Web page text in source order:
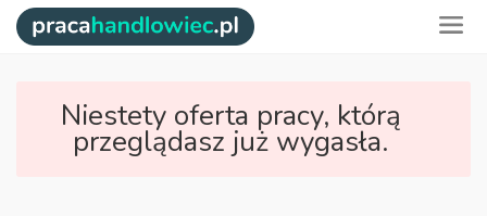
Niestety oferta pracy, którą
przeglądasz już wygasła.